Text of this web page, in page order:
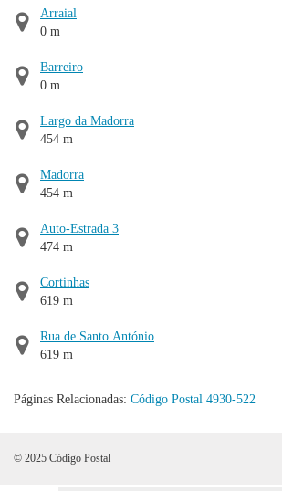
Arraial
0 m
Barreiro
0 m
Largo da Madorra
454 m
Madorra
454 m
Auto-Estrada 3
474 m
Cortinhas
619 m
Rua de Santo António
619 m
Páginas Relacionadas: Código Postal 4930-522
© 2025 Código Postal